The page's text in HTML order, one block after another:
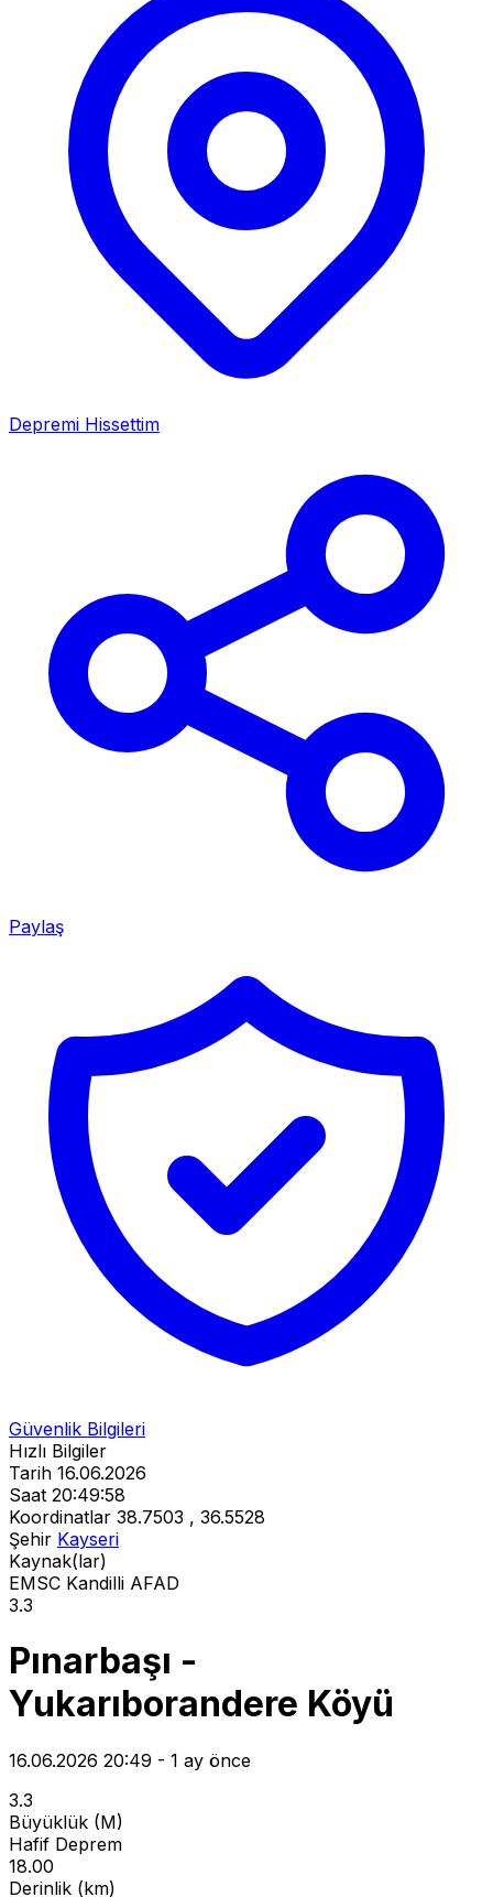
Depremi Hissettim
Paylaş
Güvenlik Bilgileri
Hızlı Bilgiler
Tarih 16.06.2026
Saat 20:49:58
Koordinatlar 38.7503 , 36.5528
Şehir Kayseri
Kaynak(lar)
EMSC Kandilli AFAD
3.3
Pınarbaşı -
Yukarıborandere Köyü
16.06.2026 20:49 - 1 ay önce
3.3
Büyüklük (M)
Hafif Deprem
18.00
Derinlik (km)